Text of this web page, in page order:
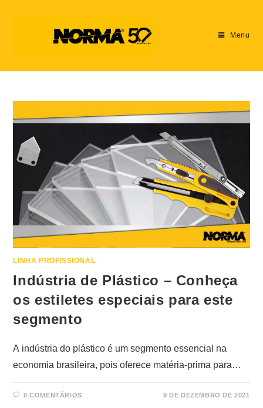
Menu
LINHA PROFISSIONAL
Indústria de Plástico – Conheça
os estiletes especiais para este
segmento
A indústria do plástico é um segmento essencial na
economia brasileira, pois oferece matéria-prima para…
0 COMENTÁRIOS 9 DE DEZEMBRO DE 2021